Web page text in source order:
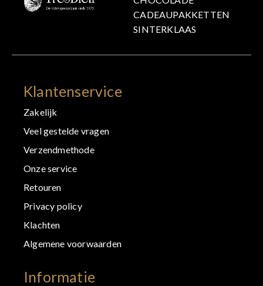
CADEAUPAKKETTEN
SINTERKLAAS
Klantenservice
Zakelijk
Veel gestelde vragen
Verzendmethode
Onze service
Retouren
Privacy policy
Klachten
Algemene voorwaarden
Informatie